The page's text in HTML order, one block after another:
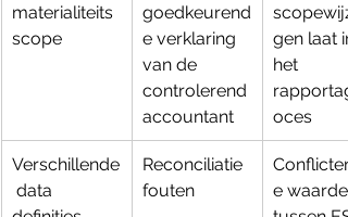
materialiteits
scope
goedkeurend
e verklaring
van de
controlerend
accountant
gen laat in
het
oces
Verschillende
data
Reconciliatie
fouten
e